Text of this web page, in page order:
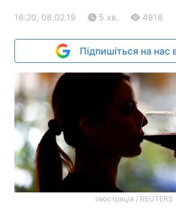
16:20, 08.02.19 5 хв. 4918
Підпишіться на нас
Ілюстрація / REUTERS